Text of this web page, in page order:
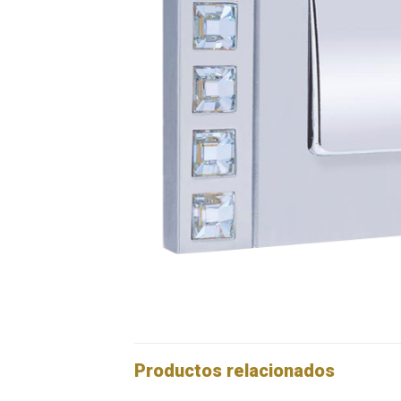
Productos relacionados